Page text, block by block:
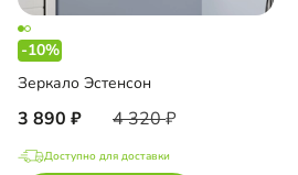
-10%
Зеркало Эстенсон
3 890 4 320
Доступно для доставки